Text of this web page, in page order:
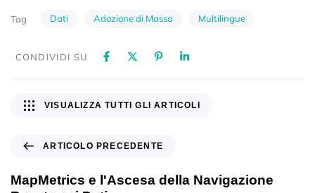
Tag Dati Adozione di Massa Multilingue
CONDIVIDI SU
ARTICOLO PRECEDENTE
MapMetrics e l'Ascesa della Navigazione
VISUALIZZA TUTTI GLI ARTICOLI